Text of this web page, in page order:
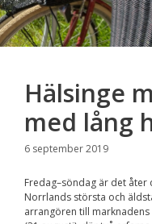
Hälsinge
med lång
6 september 2019
Fredag–söndag är det åter
Norrlands största och
arrangören till